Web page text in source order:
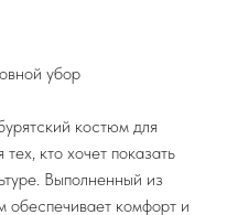
убор
костюм для
кто хочет показать
Выполненный из
обеспечивает комфорт и